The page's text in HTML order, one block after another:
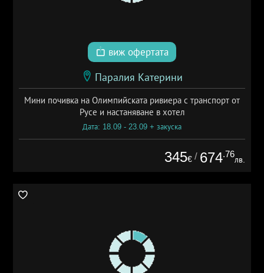
виж офертата
Паралия Катерини
Мини почивка на Олимпийската ривиера с транспорт от
Русе и настаняване в хотел
Дата: 18.09 - 23.09 + закуска
345€ / 674.76
лв.